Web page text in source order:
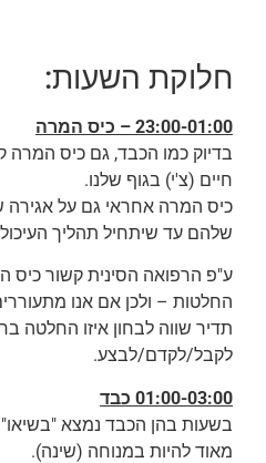
חלוקת השעות:
23:00-01:00 – כיס המרה
בדיוק כמו הכבד, גם כיס המרה
חיים (צ'י) בגוף שלנו.
כיס המרה אחראי גם על אגירה
שלהם עד שיתחיל תהליך העיכול
ע"פ הרפואה הסינית קשור כיס
החלטות – ולכן אם אנו
תדיר שווה לבחון איזו החלטה
לקבל/לקדם/לבצע.
01:00-03:00 כבד
בשעות בהן הכבד נמצא
מאוד להיות במנוחה (שינה).